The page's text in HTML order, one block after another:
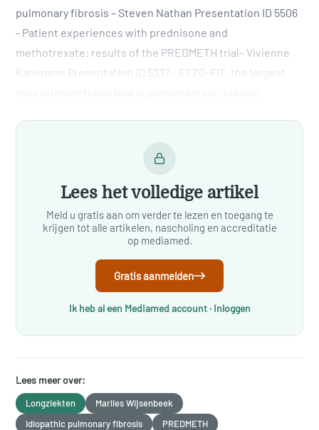
pulmonary fibrosis – Steven Nathan Presentation ID 5506
- Patient experiences with prednisone and
methotrexate: results of the PREDMETH trial– Vivienne
Kahlmann Presentation ID 5337 - EFZO-FIT, the largest
Lees het volledige artikel
Meld u gratis aan om verder te lezen en toegang te
krijgen tot alle artikelen, nascholing en accreditatie
op mediamed.
Gratis aanmelden
Ik heb al een Mediamed account · Inloggen
Lees meer over:
Longziekten
Marlies Wijsenbeek
idiopathic pulmonary fibrosis
PREDMETH